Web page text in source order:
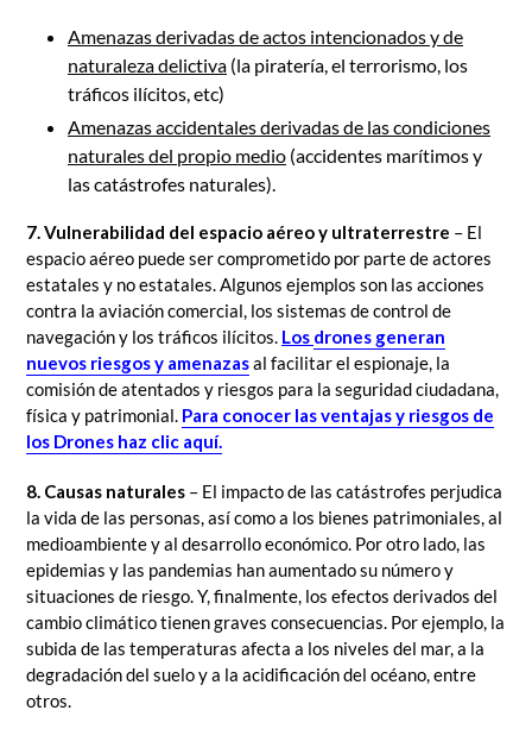
Amenazas derivadas de actos intencionados y de
naturaleza delictiva (la piratería, el terrorismo, los
tráficos ilícitos, etc)
Amenazas accidentales derivadas de las condiciones
naturales del propio medio (accidentes marítimos y
las catástrofes naturales).
7. Vulnerabilidad del espacio aéreo y ultraterrestre – El
espacio aéreo puede ser comprometido por parte de actores
estatales y no estatales. Algunos ejemplos son las acciones
contra la aviación comercial, los sistemas de control de
navegación y los tráficos ilícitos. Los drones generan
nuevos riesgos y amenazasal facilitar el espionaje, la
comisión de atentados y riesgos para la seguridad ciudadana,
física y patrimonial. Para conocer las ventajas y riesgos de
los Drones haz clic aquí.
8. Causas naturales – El impacto de las catástrofes perjudica
la vida de las personas, así como a los bienes patrimoniales, al
medioambiente y al desarrollo económico. Por otro lado, las
epidemias y las pandemias han aumentado su número y
situaciones de riesgo. Y, finalmente, los efectos derivados del
cambio climático tienen graves consecuencias. Por ejemplo, la
subida de las temperaturas afecta a los niveles del mar, a la
degradación del suelo y a la acidificación del océano, entre
otros.